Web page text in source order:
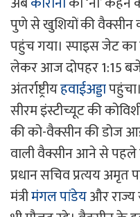
पुणे से खुशियों की वैक्सीन
पहुंच गया। स्पाइस जेट
लेकर आज दोपहर 1:15
अंतर्राष्ट्रीयहवाईअड्डा
सीरम इंस्टीच्यूट की
की को-वैक्सीन की डोज
वाली वैक्सीन आने से पहले
प्रधान सचिव प्रत्यय अमृत
मंत्रीमंगल पांडेयऔर राज्य